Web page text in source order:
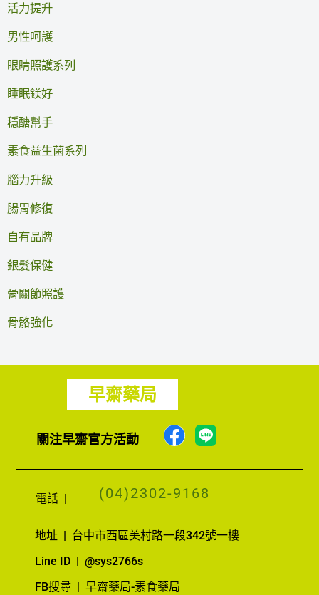
活力提升
男性呵護
眼睛照護系列
睡眠鎂好
穩醣幫手
素食益生菌系列
腦力升級
腸胃修復
自有品牌
銀髮保健
骨關節照護
骨骼強化
早齋藥局
關注早齋官方活動
F
c
e
o
k
電話 (04)2302-9168
地址
台中市西區美村路一段342號一樓
Line ID | @sys2766s
FB搜尋 | 早齋藥局-素食藥局